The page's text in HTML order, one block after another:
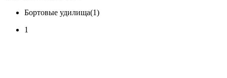
Бортовые удилища(1)
1